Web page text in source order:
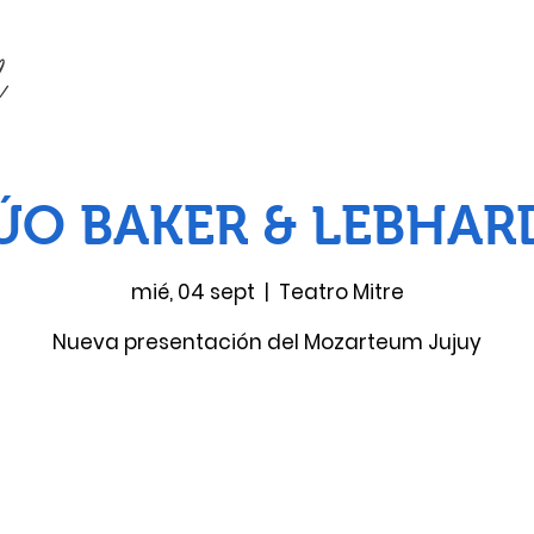
BAKER &
mié, 04 sept
  |
Teatro Mitre
Nueva presentación del Mozarteum Jujuy